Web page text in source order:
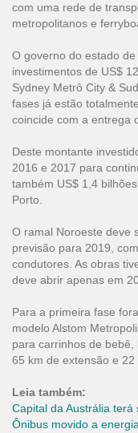
com uma rede de
metropolitanos e
O governo do estado
investimentos de US$
Sydney Metrô City &
fases já estão
coincide com a entrega
Deste montante
2016 e 2017 para
também US$ 1,4
Porto.
O ramal Noroeste deve
previsão para 2019,
condutores. As obras
deve abrir apenas em
Para a primeira fase
modelo Alstom
para carrinhos de
65 km de extensão e 22
Leia também:
Capital da Austrália terá
Ônibus movido a